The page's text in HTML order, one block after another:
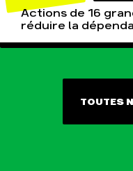
Actions de 16
réduire la
TOUTES